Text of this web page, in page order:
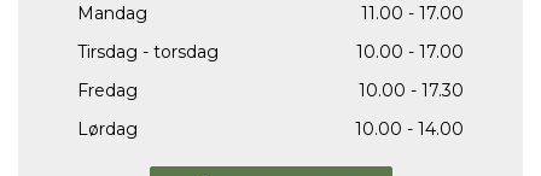
Mandag
11.00 - 17.00
Tirsdag - torsdag
10.00 - 17.00
Fredag
10.00 - 17.30
Lørdag
10.00 - 14.00